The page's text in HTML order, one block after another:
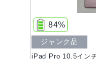
iPad Pro 10.5イン
84%
ジャンク品